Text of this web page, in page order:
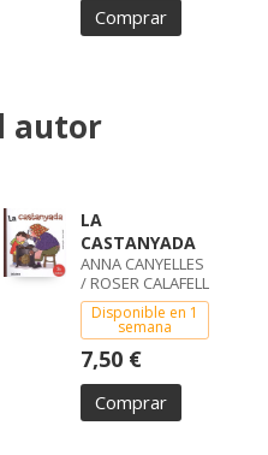
Comprar
autor
LA
CASTANYADA
ANNA CANYELLES
/ ROSER CALAFELL
Disponible en 1
semana
7,50 €
Comprar